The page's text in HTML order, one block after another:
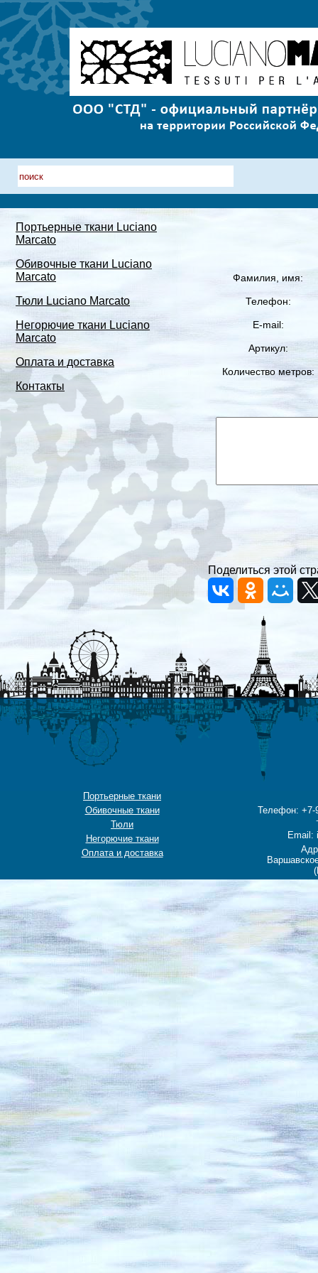
Портьерные ткани Luciano
Marcato
Обивочные ткани Luciano
Marcato
Тюли Luciano Marcato
Негорючие ткани Luciano
Marcato
Оплата и доставка
Контакты
Фамилия, имя:
Телефон:
E-mail:
Артикул:
Количество метров:
Поделиться этой
Портьерные ткани
Обивочные ткани
Тюли
Негорючие ткани
Оплата и доставка
Телефон: +7-
Email: